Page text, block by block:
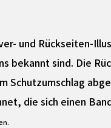
und Rückseiten-
bekannt sind. Die
Schutzumschlag
die sich einen